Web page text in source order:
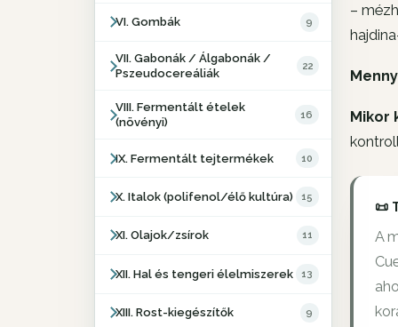
VI. Gombák 9
VII. Gabonák / Álgabonák /
Pszeudocereáliák
22
VIII. Fermentált ételek
(növényi)
16
IX. Fermentált tejtermékek 10
X. Italok (polifenol/élő kultúra) 15
XI. Olajok/zsírok 11
XII. Hal és tengeri élelmiszerek 13
XIII. Rost-kiegészítők 9
–
Mikor
📜
A